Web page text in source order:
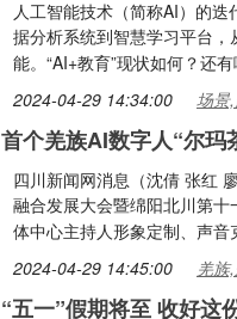
人工智能技术（简称AI）的
据分析系统到智慧学习平台
能。“AI+教育”现状如何？还
2024-04-29 14:34:00 场景
首个羌族AI数字人“尔玛
四川新闻网消息（沈倩 张红
融合发展大会暨绵阳北川第
体中心主持人形象定制、声
2024-04-29 14:45:00 羌族
“五一”假期将至 收好这